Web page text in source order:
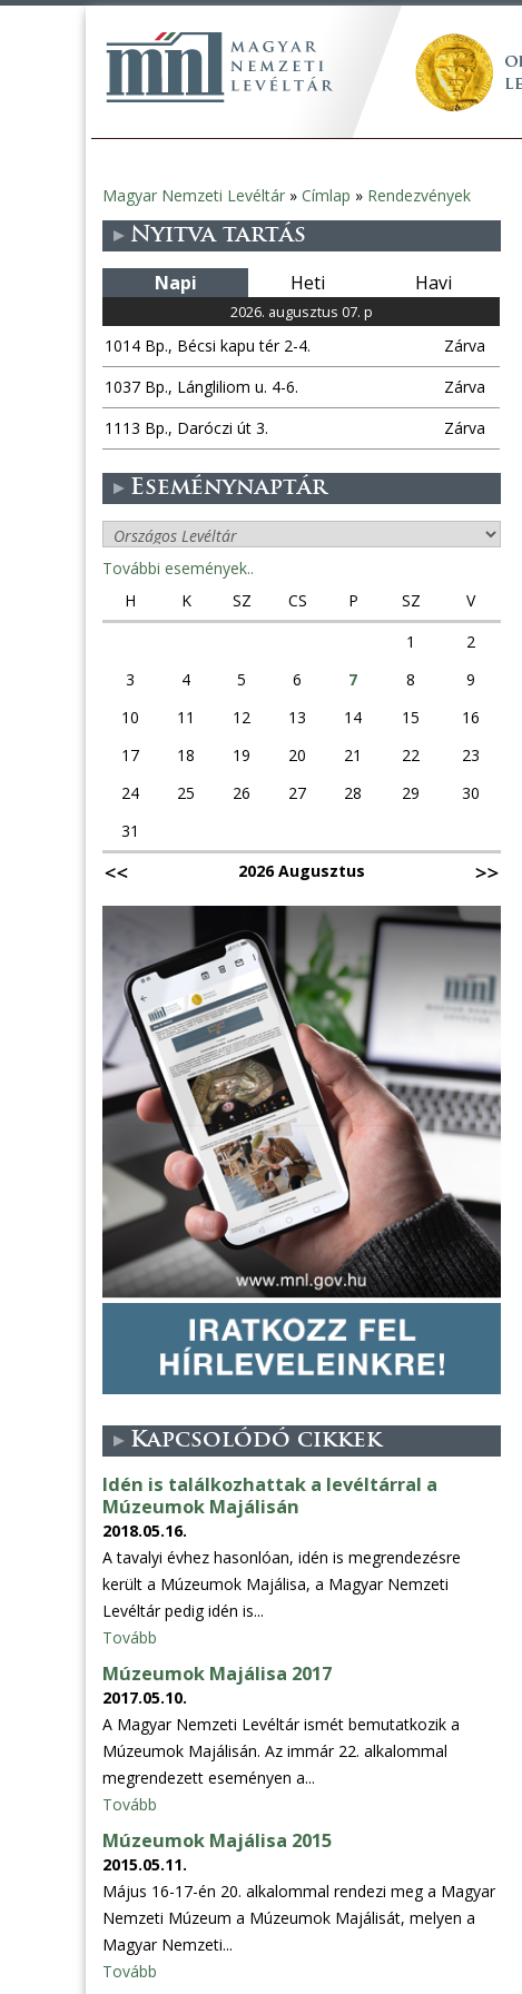
Jelenlegi
hely
Magyar Nemzeti Levéltár » Címlap » Rendezvények
Nyitva tartás
Napi Heti Havi
2026. augusztus 07. p
1014 Bp., Bécsi kapu tér 2-4.
Zárva
1037 Bp., Lángliliom u. 4-6.
Zárva
1113 Bp., Daróczi út 3.
Zárva
Eseménynaptár
További események..
H
K SZ CS P SZ
V
1
2
3
4 5 6 7 8
9
10
11 12 13 14 15
16
17
18 19 20 21 22
23
24
25 26 27 28 29
30
31
2026 Augusztus
Kapcsolódó cikkek
Idén is találkozhattak a levéltárral a
Múzeumok Majálisán
2018.05.16.
A tavalyi évhez hasonlóan, idén is megrendezésre
került a Múzeumok Majálisa, a Magyar Nemzeti
Levéltár pedig idén is...
Tovább
Múzeumok Majálisa 2017
2017.05.10.
A Magyar Nemzeti Levéltár ismét bemutatkozik a
Múzeumok Majálisán. Az immár 22. alkalommal
megrendezett eseményen a...
Tovább
Múzeumok Majálisa 2015
2015.05.11.
Május 16-17-én 20. alkalommal rendezi meg a Magyar
Nemzeti Múzeum a Múzeumok Majálisát, melyen a
Magyar Nemzeti...
Tovább